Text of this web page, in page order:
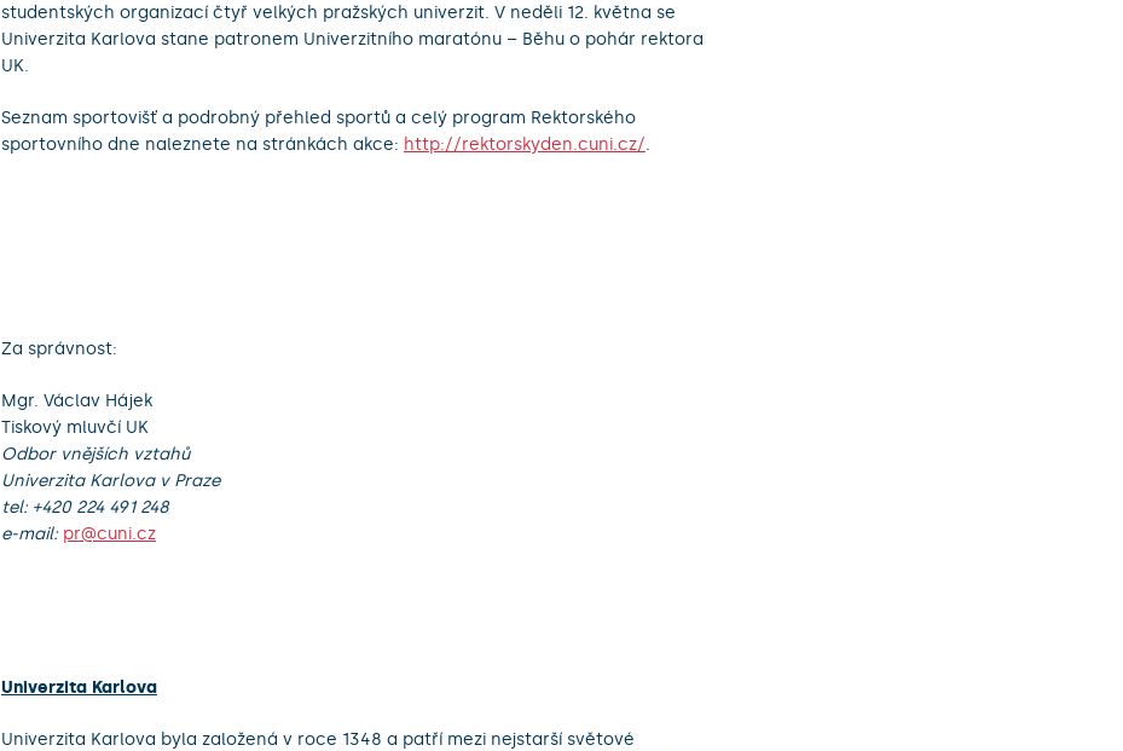
studentských organizací čtyř velkých pražských univerzit. V neděli 12. května se
Univerzita Karlova stane patronem Univerzitního maratónu – Běhu o pohár rektora
UK.
Seznam sportovišť a podrobný přehled sportů a celý program Rektorského
sportovního dne naleznete na stránkách akce: http://rektorskyden.cuni.cz/.
Za správnost:
Mgr. Václav Hájek
Tiskový mluvčí UK
Odbor vnějších vztahů
Univerzita Karlova v Praze
tel: +420 224 491 248
e-mail: pr@cuni.cz
Univerzita Karlova
Univerzita Karlova byla založená v roce 1348 a patří mezi nejstarší světové